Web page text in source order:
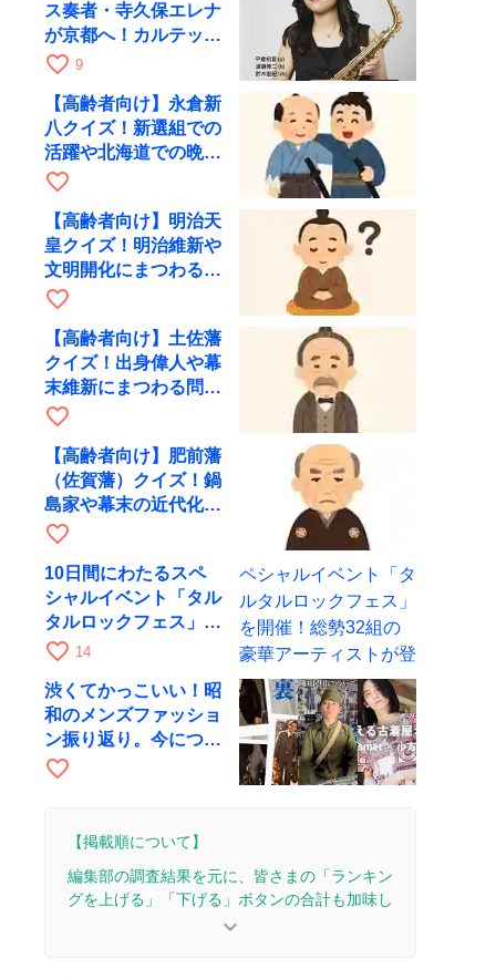
ス奏者・寺久保エレナ
が京都へ！カルテッ
ト・ツアー京都公演を
favorite_border 9
【高齢者向け】永倉新
八クイズ！新選組での
活躍や北海道での晩年
を出題
favorite_border
【高齢者向け】明治天
皇クイズ！明治維新や
文明開化にまつわる問
題を出題
favorite_border
【高齢者向け】土佐藩
クイズ！出身偉人や幕
末維新にまつわる問題
を出題
favorite_border
【高齢者向け】肥前藩
（佐賀藩）クイズ！鍋
島家や幕末の近代化に
まつわる問題
favorite_border
10日間にわたるスペ
シャルイベント「タル
タルロックフェス」を
開催！総勢32組の豪
favorite_border 14
渋くてかっこいい！昭
和のメンズファッショ
ン振り返り。今につな
がる粋な装い
favorite_border
【掲載順について】
編集部の調査結果を元に、皆さまの「ランキン
グを上げる」「下げる」ボタンの合計も加味し
keyboard_arrow_down